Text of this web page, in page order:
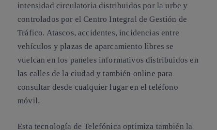
intensidad circulatoria distribuidos por la urbe y
controlados por el Centro Integral de Gestión de
Tráfico. Atascos, accidentes, incidencias entre
vehículos y plazas de aparcamiento libres se
vuelcan en los paneles informativos distribuidos en
las calles de la ciudad y también online para
consultar desde cualquier lugar en el teléfono
móvil.
Esta tecnología de Telefónica optimiza también la